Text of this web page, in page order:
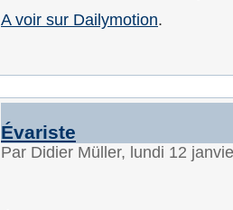
A voir sur Dailymotion.
Évariste
Par Didier Müller, lundi 12